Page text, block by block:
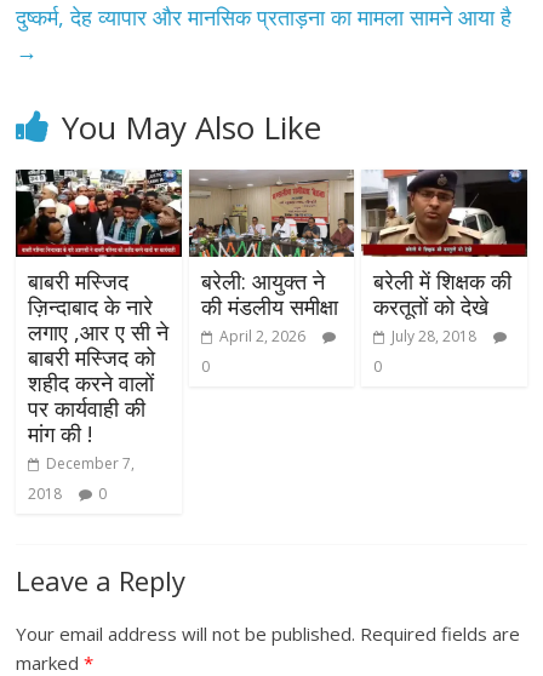
दुष्कर्म, देह व्यापार और मानसिक प्रताड़ना का मामला सामने आया है
→
You May Also Like
बाबरी मस्जिद
ज़िन्दाबाद के नारे
लगाए ,आर ए सी ने
बाबरी मस्जिद को
शहीद करने वालों
पर कार्यवाही की
मांग की !
December 7,
2018
0
बरेली: आयुक्त ने
की मंडलीय समीक्षा
April 2, 2026
0
बरेली में शिक्षक की
करतूतों को देखे
July 28, 2018
0
Leave a Reply
Your email address will not be published. Required fields are
marked*